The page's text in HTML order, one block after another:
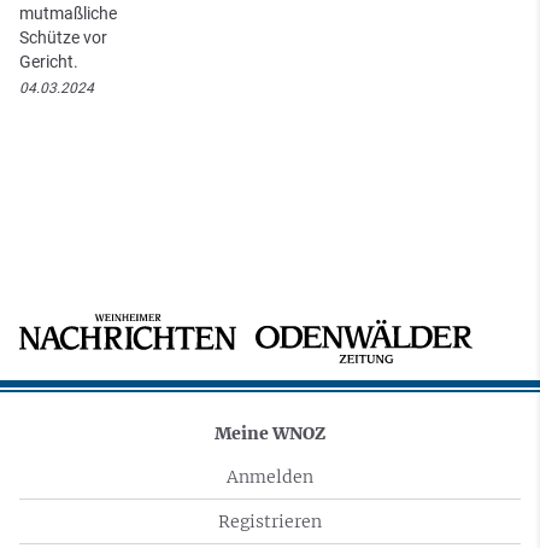
mutmaßliche
Schütze vor
Gericht.
04.03.2024
Meine WNOZ
Anmelden
Registrieren